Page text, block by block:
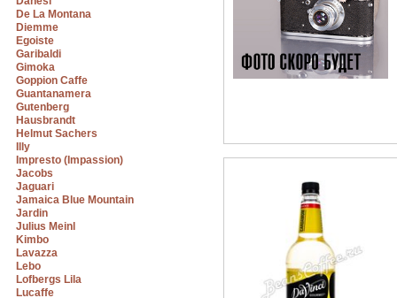
De La Montana
Diemme
Egoiste
Garibaldi
Gimoka
Goppion Caffe
Guantanamera
Gutenberg
Hausbrandt
Helmut Sachers
Illy
Impresto (Impassion)
Jacobs
Jaguari
Jamaica Blue Mountain
Jardin
Julius Meinl
Kimbo
Lavazza
Lebo
Lofbergs Lila
Lucaffe